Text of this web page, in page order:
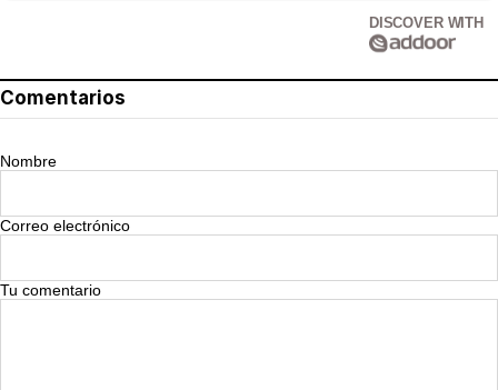
DISCOVER WITH
Comentarios
Nombre
Correo electrónico
Tu comentario